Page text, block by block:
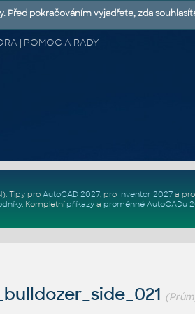
| POMOC A RADY
. Tipy pro AutoCAD 2027, pro Inventor 2027a pro
. Kompletní příkazya proměnné AutoCADu
Před pokračováním vyjadřete, zda